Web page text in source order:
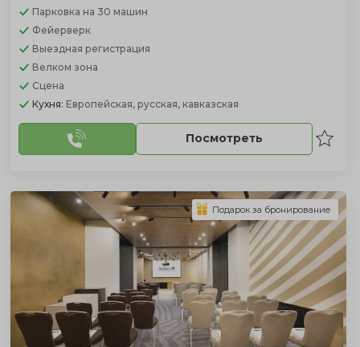
Парковка на 30 машин
Фейерверк
Выездная регистрация
Велком зона
Сцена
Кухня: Европейская, русская, кавказская
Посмотреть
Подарок за бронирование